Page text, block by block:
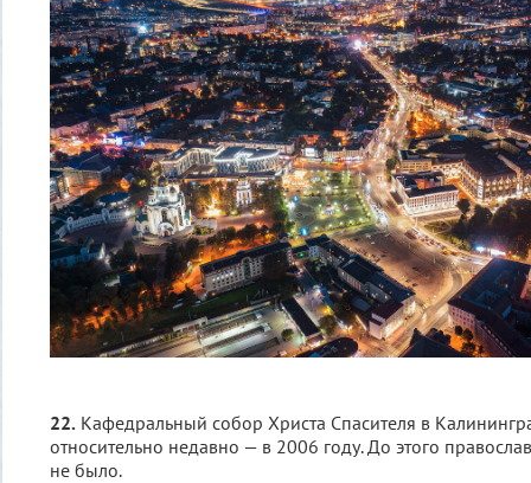
22. Кафедральный собор Христа Спасителя в
относительно недавно — в 2006 году. До этого
не было.